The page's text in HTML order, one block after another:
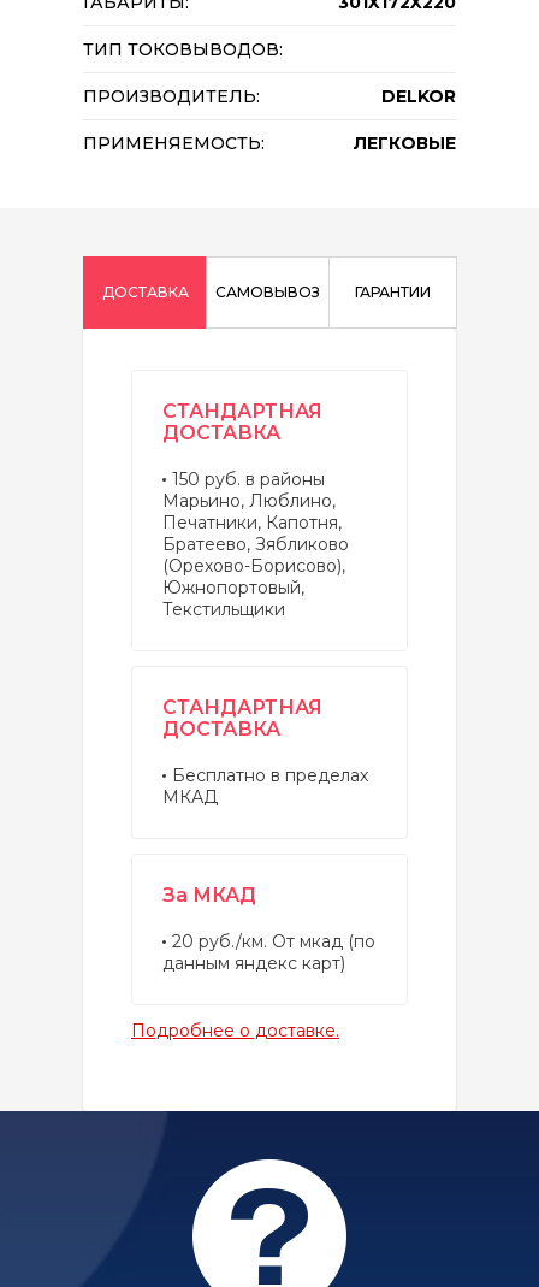
ТИП ТОКОВЫВОДОВ:
ПРОИЗВОДИТЕЛЬ: DELKOR
ПРИМЕНЯЕМОСТЬ: ЛЕГКОВЫЕ
ДОСТАВКА САМОВЫВОЗ ГАРАНТИИ
СТАНДАРТНАЯ
ДОСТАВКА
150 руб. в районы
Марьино, Люблино,
Печатники, Капотня,
Братеево, Зябликово
(Орехово-Борисово),
Южнопортовый,
Текстильщики
СТАНДАРТНАЯ
ДОСТАВКА
Бесплатно в пределах
МКАД
За МКАД
20 руб./км. От мкад (по
данным яндекс карт)
Подробнее о доставке.